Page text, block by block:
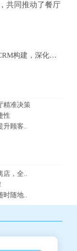
共同推动了餐厅
构建，深化顾客忠
精准决策
性
升顾客..
店，全..
时随地..